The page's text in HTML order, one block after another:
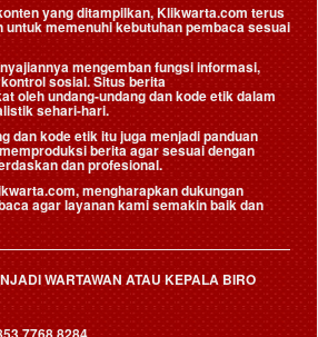
yang ditampilkan, Klikwarta.com terus
untuk memenuhi kebutuhan pembaca sesuai
mengemban fungsi informasi,
sosial. Situs berita
oleh undang-undang dan kode etik dalam
sehari-hari.
dan kode etik itu juga menjadi panduan
berita agar sesuai dengan
dan profesional.
mengharapkan dukungan
agar layanan kami semakin baik dan
WARTAWAN ATAU KEPALA BIRO